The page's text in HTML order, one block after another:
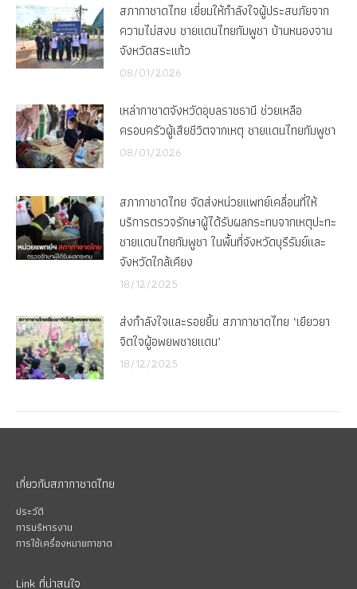
สภากาชาดไทย เยี่ยมให้กำลังใจผู้ประสบภัยจาก
ความไม่สงบ ชายแดนไทยกัมพูชา บ้านหนองจาน
จังหวัดสระแก้ว
08/01/2026
เหล่ากาชาดจังหวัดอุบลราชธานี ช่วยเหลือ
ครอบครัวผู้เสียชีวิตจากเหตุ ชายแดนไทยกัมพูชา
08/01/2026
สภากาชาดไทย จัดส่งหน่วยแพทย์เคลื่อนที่ให้
บริการตรวจรักษาผู้ได้รับผลกระทบจากเหตุปะทะ
ชายแดนไทยกัมพูชา ในพื้นที่จังหวัดบุรีรัมย์และ
จังหวัดใกล้เคียง
18/12/2025
ส่งกำลังใจและรอยยิ้ม สภากาชาดไทย ‘เยียวยา
จิตใจผู้อพยพชายแดน’
18/12/2025
เกี่ยวกับสภากาชาดไทย
ประวัติ
การบริหารงาน
การใช้เครื่องหมายกาชาด
Link ที่น่าสนใจ